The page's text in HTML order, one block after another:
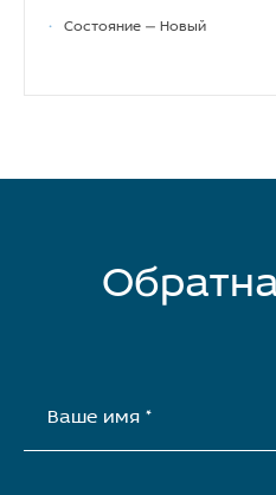
• Состояние — Новый
Ваше имя *